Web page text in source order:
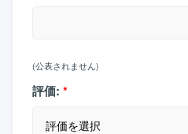
(公表されません)
評価: *